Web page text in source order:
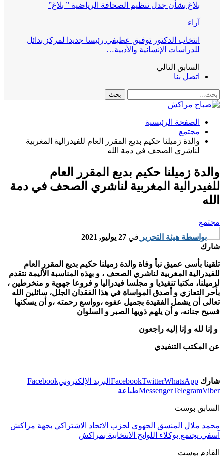
بلاغ بشأن جدل تنظيم الصحافة الرياضية ” بلاغ”
آراء
انتخاب الدكتور توفيق عطيفي رئيسا جديدا لمركز بدائل
للدراسات الإنسانية والأدبية…
السابق التالي
اتصل بنا
الصفحة الرئيسية
مجتمع
والدة زميلنا حكيم بديع المقرر العام للفيدرالية المغربية
لناشري الصحف في دمة الله
والدة زميلنا حكيم بديع المقرر العام
للفيدرالية المغربية لناشري الصحف في دمة
الله
مجتمع
بواسطة هيئة التحرير في 27 يوليو, 2021
شارك
تلقينا بأسى عميق نبأ وفاة والدة زميلنا حكيم بديع المقرر العام
للفيدرالية المغربية لناشري الصحف ، و بهذه المناسبة الأليمة نتقدم
لزميلنا، مكتبا تنفيذيا و مجلسا فيدراليا و فروعا جهوية و منخرطين ،
بأحر التعازي و أصدق المواساة في هذا الفقدان الجلل، سائلين الله
تعالى أن يشمل الفقيدة بجميل عفوه ،وواسع رحمته ،و أن يسكنها
فسيح جنانه، و أن يلهم ذويها الصبر و السلوان
و إنا لله و إنا إليه راجعون
عن المكتب التنفيدي
شارك FacebookTwitterWhatsApp البريد الإلكترونيFacebook
MessengerTelegramViber طباعة
السابق بوست
محمد ملال المنسق الجهوي لحزب الاتحاد الاشتراكي بجهة مراكش
آسفي يجتمع بوكلاء اللواىح الانتخابية بمراكش
القادم بوست